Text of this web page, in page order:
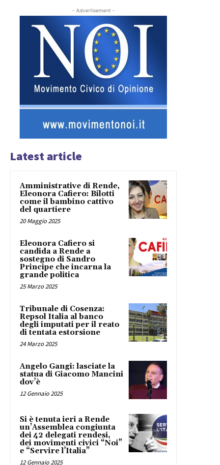
- Advertisement -
Latest article
Amministrative di Rende,
Eleonora Cafiero: Bilotti
come il bambino cattivo
del quartiere
20 Maggio 2025
Eleonora Cafiero si
candida a Rende a
sostegno di Sandro
Principe che incarna la
grande politica
25 Marzo 2025
Tribunale di Cosenza:
Repsol Italia al banco
degli imputati per il reato
di tentata estorsione
24 Marzo 2025
Angelo Gangi: lasciate la
statua di Giacomo Mancini
dov’è
12 Gennaio 2025
Si è tenuta ieri a Rende
un’Assemblea congiunta
dei 42 delegati rendesi,
dei movimenti civici “Noi”
e “Servire l’Italia”
12 Gennaio 2025